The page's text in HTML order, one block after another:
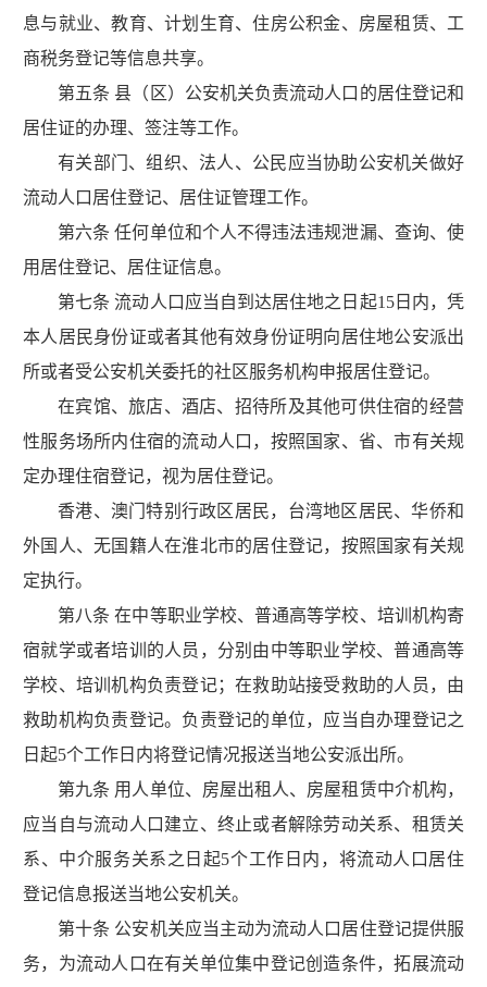
息与就业、教育、计划生育、住房公积金、房屋租赁、工
商税务登记等信息共享。
第五条 县（区）公安机关负责流动人口的居住登记和
居住证的办理、签注等工作。
有关部门、组织、法人、公民应当协助公安机关做好
流动人口居住登记、居住证管理工作。
第六条 任何单位和个人不得违法违规泄漏、查询、使
用居住登记、居住证信息。
第七条 流动人口应当自到达居住地之日起15日内，凭
本人居民身份证或者其他有效身份证明向居住地公安派出
所或者受公安机关委托的社区服务机构申报居住登记。
在宾馆、旅店、酒店、招待所及其他可供住宿的经营
性服务场所内住宿的流动人口，按照国家、省、市有关规
定办理住宿登记，视为居住登记。
香港、澳门特别行政区居民，台湾地区居民、华侨和
外国人、无国籍人在淮北市的居住登记，按照国家有关规
定执行。
第八条 在中等职业学校、普通高等学校、培训机构寄
宿就学或者培训的人员，分别由中等职业学校、普通高等
学校、培训机构负责登记；在救助站接受救助的人员，由
救助机构负责登记。负责登记的单位，应当自办理登记之
日起5个工作日内将登记情况报送当地公安派出所。
第九条 用人单位、房屋出租人、房屋租赁中介机构，
应当自与流动人口建立、终止或者解除劳动关系、租赁关
系、中介服务关系之日起5个工作日内，将流动人口居住
登记信息报送当地公安机关。
第十条 公安机关应当主动为流动人口居住登记提供服
务，为流动人口在有关单位集中登记创造条件，拓展流动